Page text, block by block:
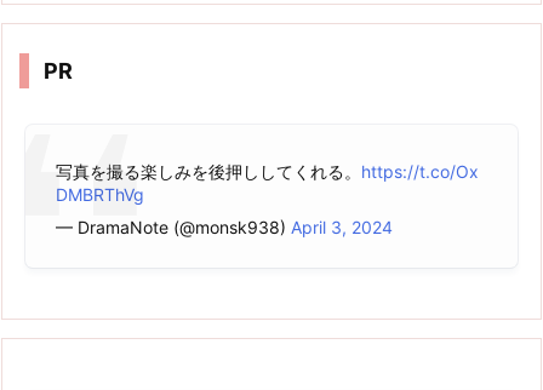
イ
PR
写真を撮る楽しみを後押ししてくれる。 https://t.co/Ox
DMBRThVg
— DramaNote (@monsk938) April 3, 2024